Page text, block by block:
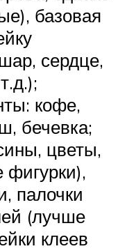
базовая
сердце,
кофе,
бечевка;
цветы,
фигурки),
палочки
(лучше
клеев